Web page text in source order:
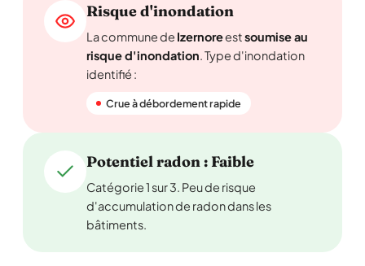
Risque d'inondation
La commune de Izernoreestsoumise au
risque d'inondation. Type d'inondation
identifié :
Crue à débordement rapide
Potentiel radon : Faible
Catégorie 1 sur 3. Peu de risque
d'accumulation de radon dans les
bâtiments.